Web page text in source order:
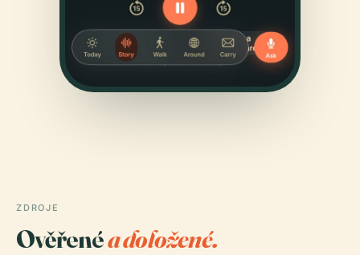
ZDROJE
Ověřenéa doložené.